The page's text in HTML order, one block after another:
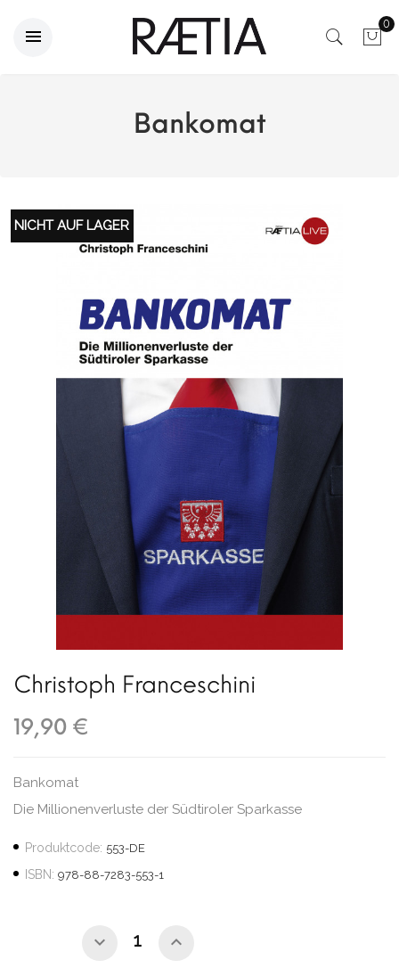
0
Bankomat
NICHT AUF LAGER
Christoph Franceschini
19,90 €
Bankomat
Die Millionenverluste der Südtiroler Sparkasse
Produktcode: 553-DE
ISBN: 978-88-7283-553-1